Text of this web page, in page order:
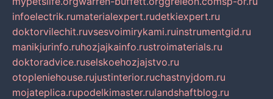
infoelectrik.rumaterialexpert.rudetkiexpert.ru
doktorvilechit.ruvsesvoimirykami.ruinstrumentgid.ru
manikjurinfo.ruhozjajkainfo.rustroimaterials.ru
doktoradvice.ruselskoehozjajstvo.ru
otopleniehouse.rujustinterior.ruchastnyjdom.ru
mojateplica.rupodelkimaster.rulandshaftblog.ru